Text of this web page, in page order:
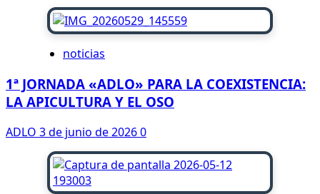
noticias
1ª JORNADA «ADLO» PARA LA COEXISTENCIA:
LA APICULTURA Y EL OSO
ADLO 3 de junio de 20260